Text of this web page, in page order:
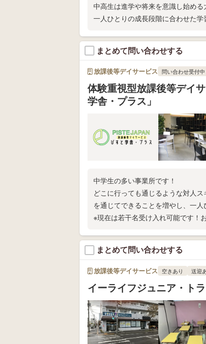
中高生は進学や将来を意識し始め
一人ひとりの成長段階に合わせた
まとめて問い合わせする
放課後等デイサービス 問い合わせ受付中
体験重視型放課後等デイ
学舎・プラス」
中学生の多い事業所です！
どこに行っても通じるような対人
を通じてできることを増やし、一
※現在は若干名受け入れ可能です！
まとめて問い合わせする
放課後等デイサービス 空きあり 送迎
イーライフジュニア・ト